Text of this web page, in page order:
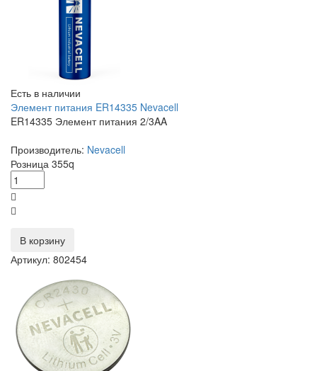
Есть в наличии
Элемент питания ER14335 Nevacell
ER14335 Элемент питания 2/3AA
Производитель: Nevacell
Розница 355q
В корзину
Артикул: 802454